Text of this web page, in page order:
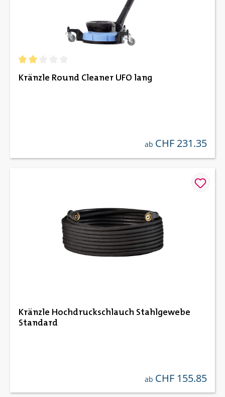
Kränzle Round Cleaner UFO lang
regulärer preis:
ab CHF 231.35
Kränzle Hochdruckschlauch Stahlgewebe
Standard
regulärer preis:
ab CHF 155.85